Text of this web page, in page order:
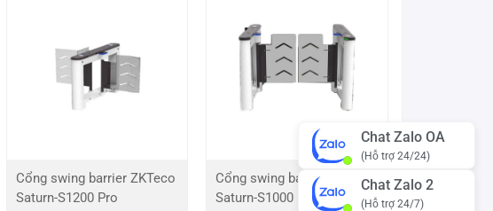
Cổng swing barrier ZKTeco
Saturn-S1200 Pro
Cổng swing barrier ZKTeco
Saturn-S1000 Pro
Chat Zalo OA
(Hỗ trợ 24/24)
Chat Zalo 2
(Hỗ trợ 24/7)